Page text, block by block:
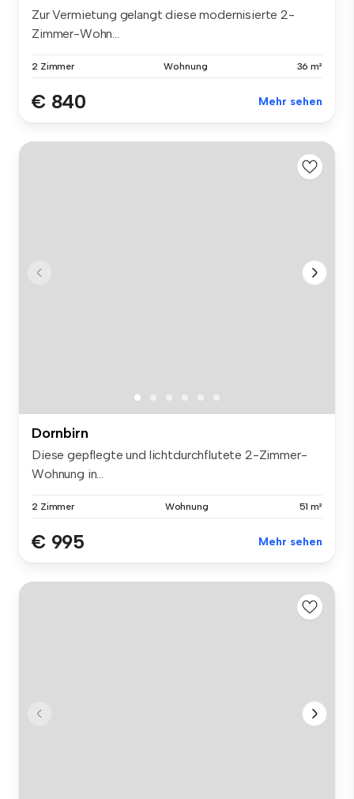
Zur Vermietung gelangt diese modernisierte 2-
Zimmer-Wohn...
2 Zimmer Wohnung 36 m²
€ 840 Mehr sehen
Dornbirn
Diese gepflegte und lichtdurchflutete 2-Zimmer-
Wohnung in...
2 Zimmer Wohnung 51 m²
€ 995 Mehr sehen